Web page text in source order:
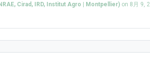
Cirad, IRD, Institut Agro | Montpellier)on 8月 9,